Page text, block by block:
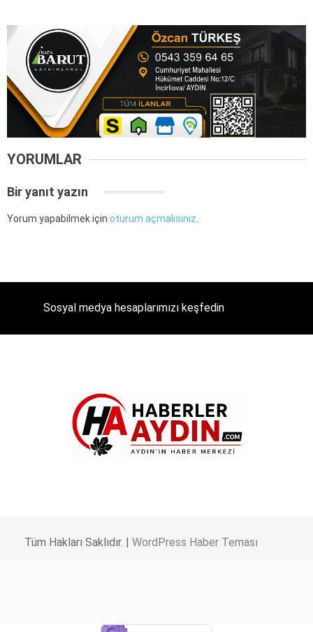
YORUMLAR
Bir yanıt yazın
Yorum yapabilmek için oturum açmalısınız.
Sosyal medya hesaplarımızı keşfedin
Tüm Hakları Saklıdır. | WordPress Haber Teması